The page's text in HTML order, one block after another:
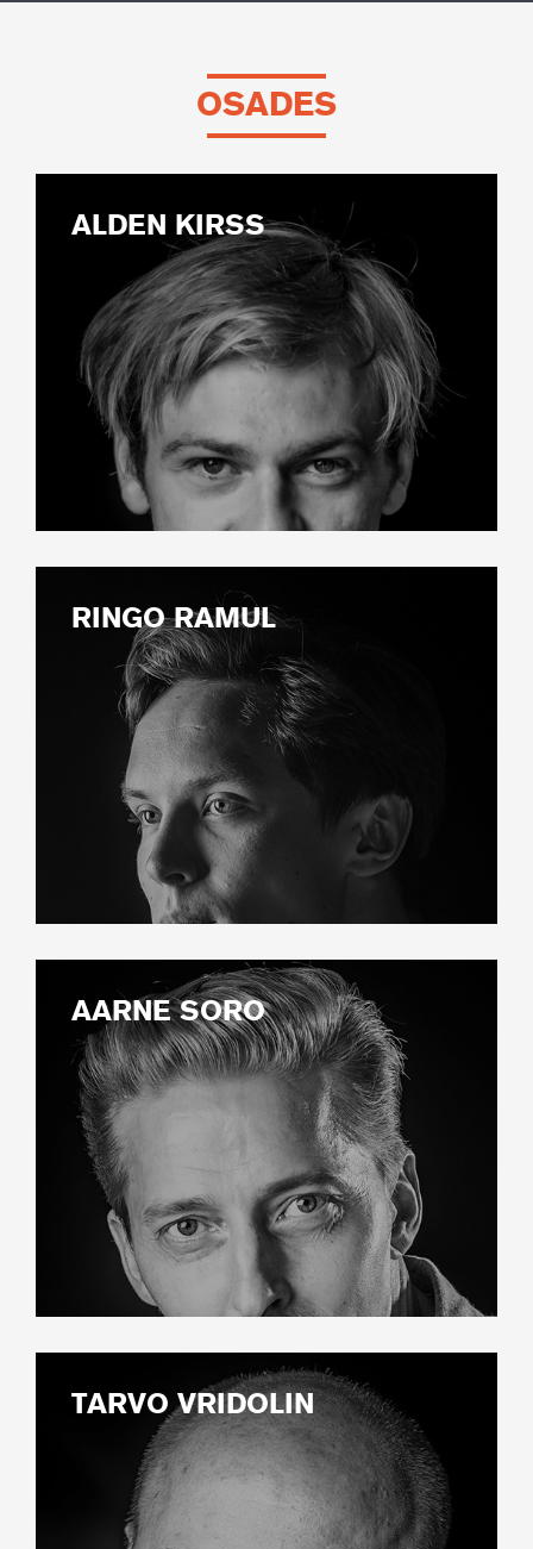
OSADES
ALDEN KIRSS
RINGO RAMUL
AARNE SORO
TARVO VRIDOLIN